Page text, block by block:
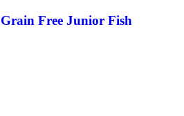
Free Junior Fish